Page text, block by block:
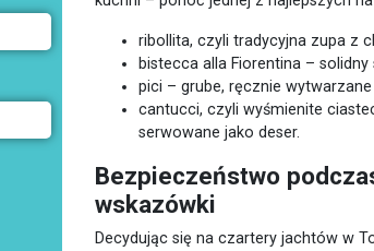
ribollita, czyli tradycyjna zupa z
bistecca alla Fiorentina – solidny
pici – grube, ręcznie
cantucci, czyli wyśmienite
serwowane jako deser.
Bezpieczeństwo
wskazówki
Decydując się na czartery jachtów w